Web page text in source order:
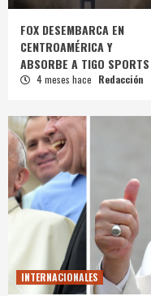
FOX DESEMBARCA EN
CENTROAMÉRICA Y
ABSORBE A TIGO SPORTS
4 meses hace Redacción
INTERNACIONALES